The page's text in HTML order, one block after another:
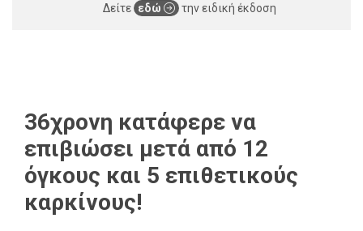
Δείτε εδώ την ειδική έκδοση
36χρονη κατάφερε να
επιβιώσει μετά από 12
όγκους και 5 επιθετικούς
καρκίνους!